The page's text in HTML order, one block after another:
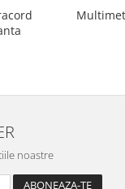
noastre